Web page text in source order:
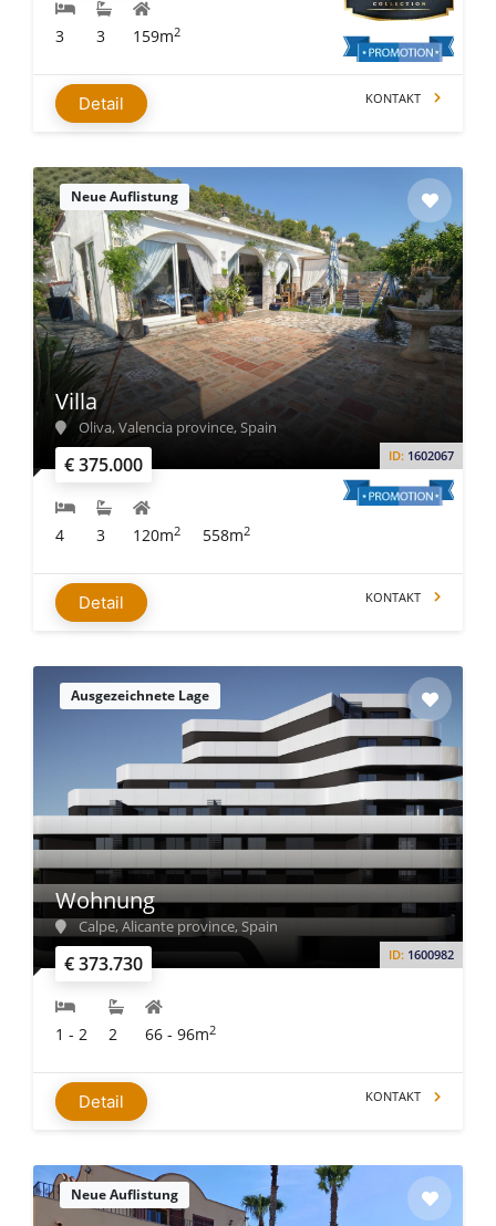
3 3 159m2
Detail KONTAKT
Neue Auflistung
€ 375.000 ID: 1602067
Villa
Oliva, Valencia province, Spain
4 3 120m2 558m2
Detail KONTAKT
Ausgezeichnete Lage
€ 373.730 ID: 1600982
Wohnung
Calpe, Alicante province, Spain
1 - 2 2 66 - 96m2
Detail KONTAKT
Neue Auflistung